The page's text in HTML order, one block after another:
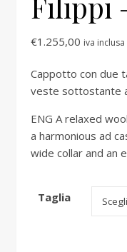
€1.255,00 iva inclusa
Cappotto con due
veste sottostante
ENG A relaxed
a harmonious ad
wide collar and an
Taglia